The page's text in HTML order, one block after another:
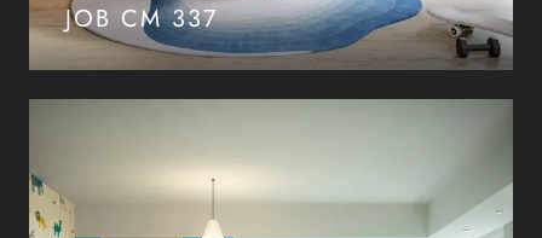
JOB CM 337